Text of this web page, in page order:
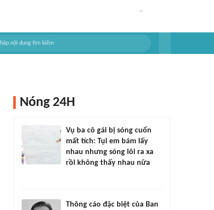
Nóng 24H
Vụ ba cô gái bị sóng cuốn
mất tích: Tụi em bám lấy
nhau nhưng sóng lôi ra xa
rồi không thấy nhau nữa
Thông cáo đặc biệt của Ban